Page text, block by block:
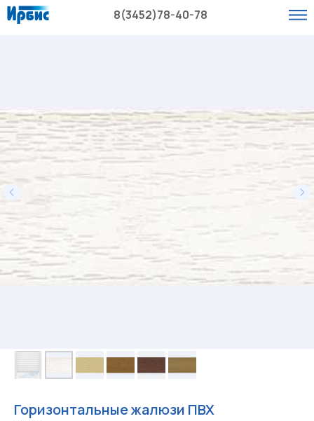
8(3452)78-40-78
Горизонтальные жалюзи ПВХ